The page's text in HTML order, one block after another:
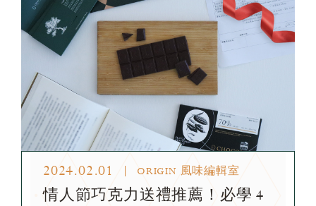
2024.02.01 ORIGIN 風味編輯室
情人節巧克力送禮推薦！必學 4